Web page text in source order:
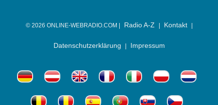
© 2026 ONLINE-WEBRADIO.COM | Radio A-Z Kontakt
Datenschutzerklärung Impressum